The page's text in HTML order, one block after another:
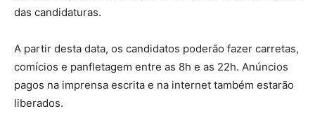
das candidaturas.
A partir desta data, os candidatos poderão fazer carretas,
comícios e panfletagem entre as 8h e as 22h. Anúncios
pagos na imprensa escrita e na internet também estarão
liberados.